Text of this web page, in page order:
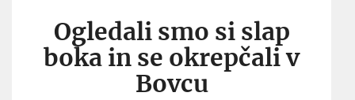
Ogledali smo si slap
boka in se okrepčali v
Bovcu